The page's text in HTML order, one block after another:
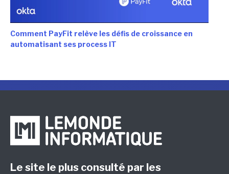
Comment PayFit relève les défis de croissance en
automatisant ses process IT
Le site le plus consulté par les